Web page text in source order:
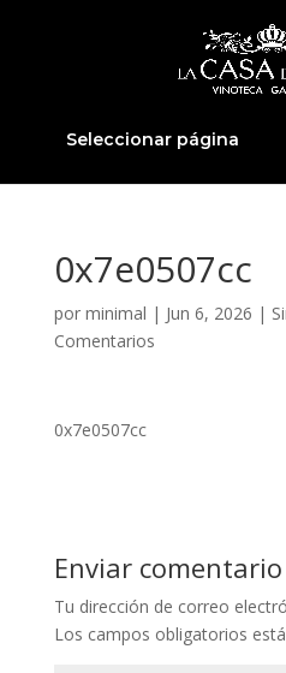
Seleccionar página
0x7e0507cc
por minimal | Jun 6, 2026 |
Comentarios
0x7e0507cc
Enviar comentario
Tu dirección de correo
Los campos obligatorios